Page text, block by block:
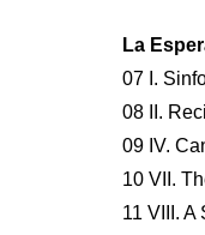
La
07 I.
08 II.
09 IV.
10 VII.
11 VIII. A